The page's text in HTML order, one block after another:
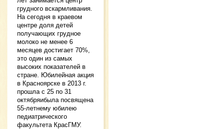
грудного вскармливания.
На сегодня в краевом
центре доля детей
получающих грудное
молоко не менее 6
месяцев достигает 70%,
это один из самых
высоких показателей в
стране. Юбилейная акция
в Красноярске в 2013 г.
прошла с 25 по 31
октябряибыла посвящена
55-летнему юбилею
педиатрического
факультета КрасГМУ.